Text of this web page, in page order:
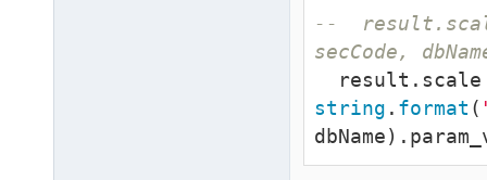
local
daysBack
if
not
self
--  result.scale
secCode,
string . format (